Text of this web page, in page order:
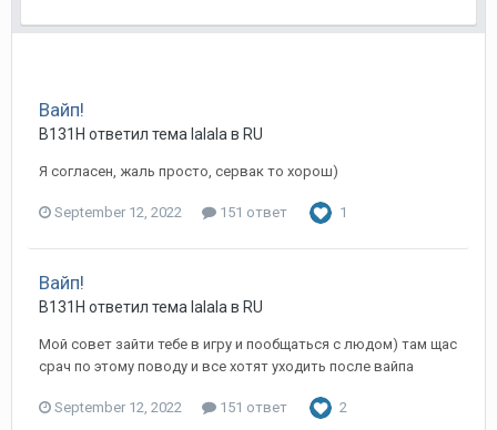
Вайп!
B131H ответил тема lalala в RU
Я согласен, жаль просто, сервак то хорош)
September 12, 2022 151 ответ 1
Вайп!
B131H ответил тема lalala в RU
Мой совет зайти тебе в игру и пообщаться с людом) там щас
срач по этому поводу и все хотят уходить после вайпа
September 12, 2022 151 ответ 2